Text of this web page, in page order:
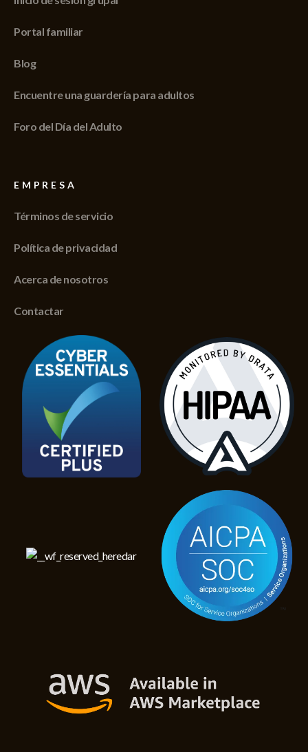
Portal familiar
Blog
Encuentre una guardería para adultos
Foro del Día del Adulto
EMPRESA
Términos de servicio
Política de privacidad
Acerca de nosotros
Contactar